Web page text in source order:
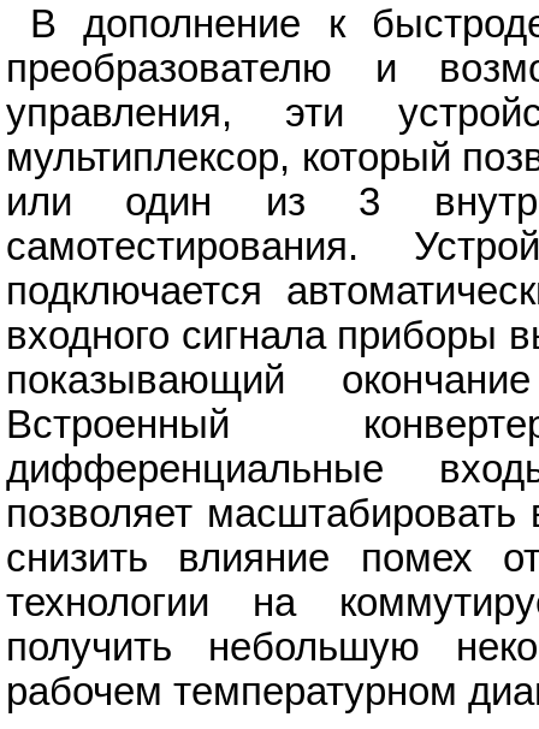
В дополнение к
преобразователю и
управления, эти
мультиплексор, который
или один из 3
самотестирования.
подключается
входного сигнала приборы
показывающий
Встроенный
дифференциальные
позволяет
снизить влияние помех
технологии на
получить небольшую
рабочем температурном